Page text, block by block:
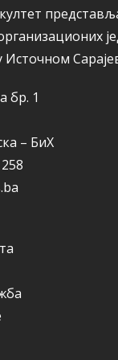
бр. 1
– БиХ